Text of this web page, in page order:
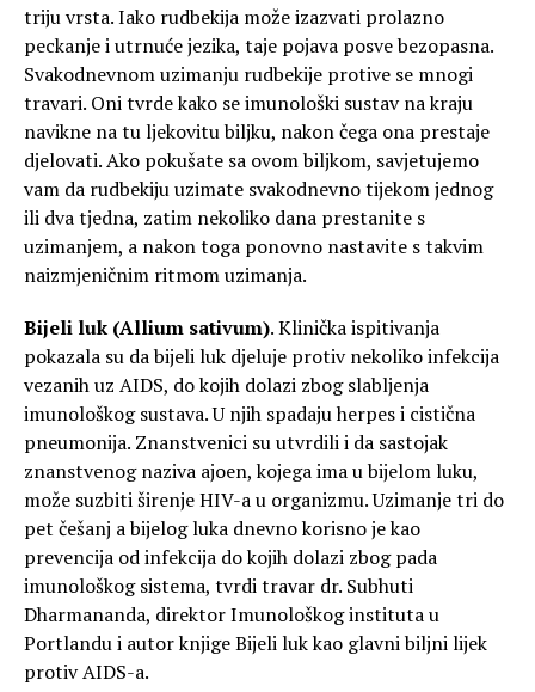
triju vrsta. Iako rudbekija može izazvati prolazno
peckanje i utrnuće jezika, taje pojava posve bezopasna.
Svakodnevnom uzimanju rudbekije protive se mnogi
travari. Oni tvrde kako se imunološki sustav na kraju
navikne na tu ljekovitu biljku, nakon čega ona prestaje
djelovati. Ako pokušate sa ovom biljkom, savjetujemo
vam da rudbekiju uzimate svakodnevno tijekom jednog
ili dva tjedna, zatim nekoliko dana prestanite s
uzimanjem, a nakon toga ponovno nastavite s takvim
naizmjeničnim ritmom uzimanja.
Bijeli luk (Allium sativum). Klinička ispitivanja
pokazala su da bijeli luk djeluje protiv nekoliko infekcija
vezanih uz AIDS, do kojih dolazi zbog slabljenja
imunološkog sustava. U njih spadaju herpes i cistična
pneumonija. Znanstvenici su utvrdili i da sastojak
znanstvenog naziva ajoen, kojega ima u bijelom luku,
može suzbiti širenje HIV-a u organizmu. Uzimanje tri do
pet češanj a bijelog luka dnevno korisno je kao
prevencija od infekcija do kojih dolazi zbog pada
imunološkog sistema, tvrdi travar dr. Subhuti
Dharmananda, direktor Imunološkog instituta u
Portlandu i autor knjige Bijeli luk kao glavni biljni lijek
protiv AIDS-a.